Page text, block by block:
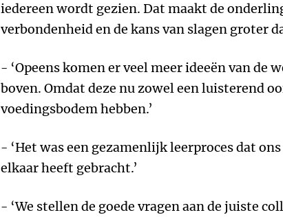
iedereen wordt gezien. Dat maakt de
verbondenheid en de kans van slagen groter
- ‘Opeens komen er veel meer ideeën van de
boven. Omdat deze nu zowel een luisterend
voedingsbodem hebben.’
- ‘Het was een gezamenlijk leerproces dat
elkaar heeft gebracht.’
- ‘We stellen de goede vragen aan de juiste